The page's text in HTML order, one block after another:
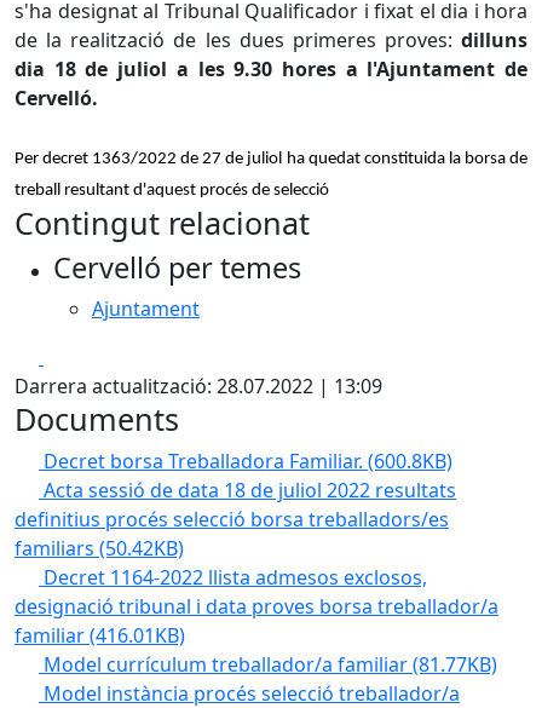
s'ha designat al Tribunal Qualificador i fixat el dia i hora
de la realització de les dues primeres proves: dilluns
dia 18 de juliol a les 9.30 hores a l'Ajuntament de
Cervelló.
Per decret 1363/2022 de 27 de juliol ha quedat constituida la borsa de
treball resultant d'aquest procés de selecció
Contingut relacionat
Cervelló per temes
Ajuntament
Darrera actualització: 28.07.2022 | 13:09
Documents
Decret borsa Treballadora Familiar. (600.8KB)
Acta sessió de data 18 de juliol 2022 resultats
definitius procés selecció borsa treballadors/es
familiars (50.42KB)
Decret 1164-2022 llista admesos exclosos,
designació tribunal i data proves borsa treballador/a
familiar(416.01KB)
Model currículum treballador/a familiar(81.77KB)
Model instància procés selecció treballador/a